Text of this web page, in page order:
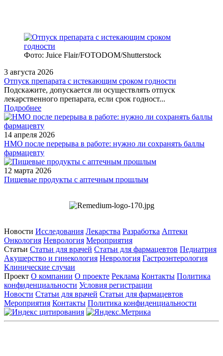
Фото: Juice Flair/FOTODOM/Shutterstoсk
3 августа 2026
Отпуск препарата с истекающим сроком годности
Подскажите, допускается ли осуществлять отпуск
лекарственного препарата, если срок годност...
Подробнее
14 апреля 2026
НМО после перерыва в работе: нужно ли сохранять баллы
фармацевту
12 марта 2026
Пищевые продукты с аптечным прошлым
Новости Исследования Лекарства Разработка Аптеки
Онкология Неврология Мероприятия
Статьи Статьи для врачей Статьи для фармацевтов Педиатрия
Акушерство и гинекология Неврология Гастроэнтерология
Клинические случаи
Проект О компании О проекте Реклама Контакты Политика
конфиденциальности Условия регистрации
Новости Статьи для врачей Статьи для фармацевтов
Мероприятия Контакты Политика конфиденциальности